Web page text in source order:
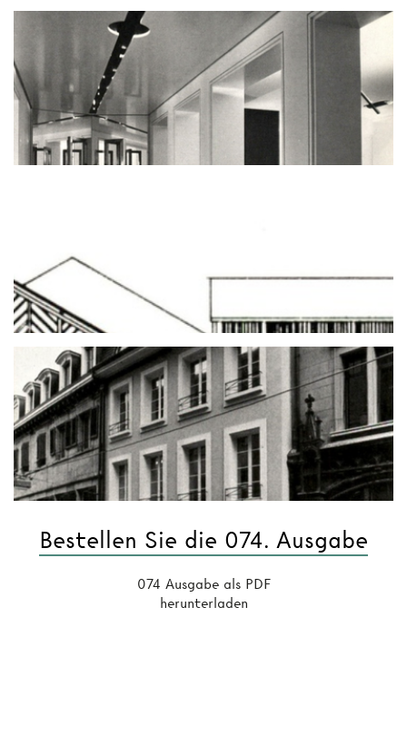
Bestellen Sie die 074. Ausgabe
074 Ausgabe als PDF
herunterladen